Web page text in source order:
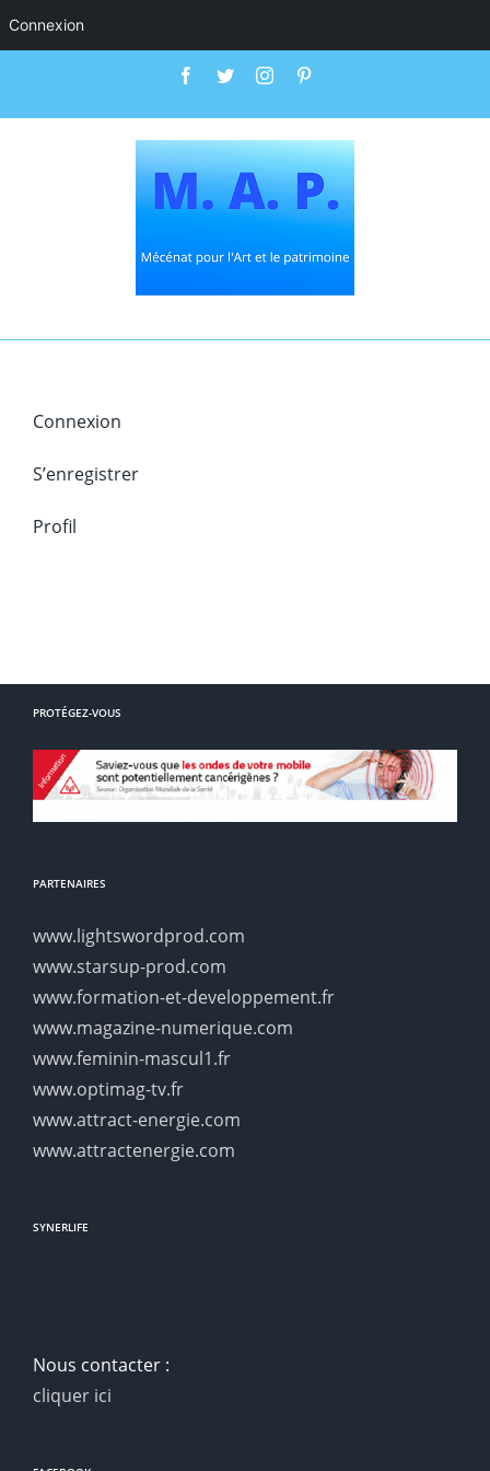
Connexion
contenu
Facebook
TwitterInstagram
Connexion
S’enregistrer
Profil
PROTÉGEZ-VOUS
PARTENAIRES
www.lightswordprod.com
www.starsup-prod.com
www.formation-et-developpement.fr
www.magazine-numerique.com
www.feminin-mascul1.fr
www.optimag-tv.fr
www.attract-energie.com
www.attractenergie.com
SYNERLIFE
Nous contacter :
cliquer ici